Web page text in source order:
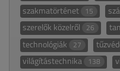
szakmatörténet 15
szerelők közelről 26
technológiák 27
világítástechnika 138